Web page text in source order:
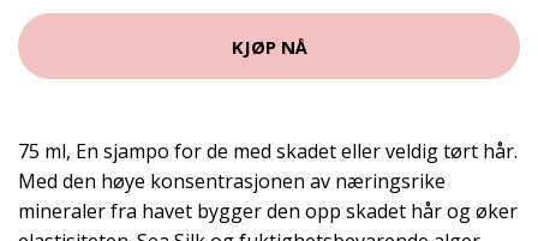
KJØP NÅ
75 ml, En sjampo for de med skadet eller veldig tørt hår.
Med den høye konsentrasjonen av næringsrike
mineraler fra havet bygger den opp skadet hår og øker